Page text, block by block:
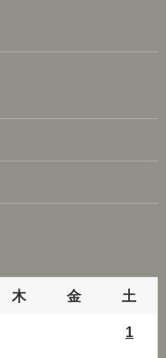
木 金 土
1